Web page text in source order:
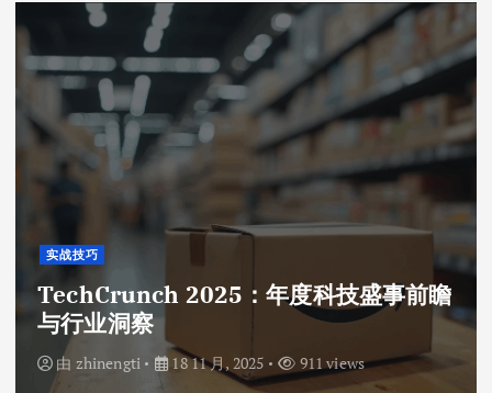
实战技巧
TechCrunch 2025：年度科技盛事前瞻
与行业洞察
由 zhinengti 18 11 月, 2025 911 views